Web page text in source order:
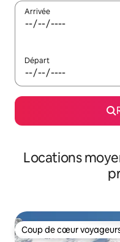
Arrivée
Départ
Locations
Coup de cœur
Coup de cœur